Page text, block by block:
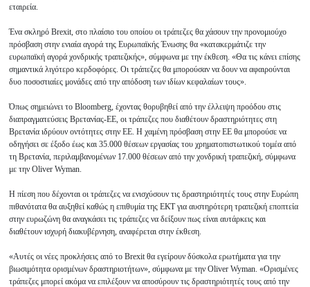
εταιρεία.
Ένα σκληρό Brexit, στο πλαίσιο του οποίου οι τράπεζες θα χάσουν την προνομιούχο
πρόσβαση στην ενιαία αγορά της Ευρωπαϊκής Ένωσης θα «κατακερμάτιζε την
ευρωπαϊκή αγορά χονδρικής τραπεζικής», σύμφωνα με την έκθεση. «Θα τις κάνει επίσης
σημαντικά λιγότερο κερδοφόρες. Οι τράπεζες θα μπορούσαν να δουν να αφαιρούνται
δυο ποσοστιαίες μονάδες από την απόδοση των ιδίων κεφαλαίων τους».
Όπως σημειώνει το Bloomberg, έχοντας θορυβηθεί από την έλλειψη προόδου στις
διαπραγματεύσεις Βρετανίας-ΕΕ, οι τράπεζες που διαθέτουν δραστηριότητες στη
Βρετανία ιδρύουν οντότητες στην ΕΕ. Η χαμένη πρόσβαση στην ΕΕ θα μπορούσε να
οδηγήσει σε έξοδο έως και 35.000 θέσεων εργασίας του χρηματοπιστωτικού τομέα από
τη Βρετανία, περιλαμβανομένων 17.000 θέσεων από την χονδρική τραπεζική, σύμφωνα
με την Oliver Wyman.
Η πίεση που δέχονται οι τράπεζες να ενισχύσουν τις δραστηριότητές τους στην Ευρώπη
πιθανότατα θα αυξηθεί καθώς η επιθυμία της ΕΚΤ για αυστηρότερη τραπεζική εποπτεία
στην ευρωζώνη θα αναγκάσει τις τράπεζες να δείξουν πως είναι αυτάρκεις και
διαθέτουν ισχυρή διακυβέρνηση, αναφέρεται στην έκθεση.
«Αυτές οι νέες προκλήσεις από το Brexit θα εγείρουν δύσκολα ερωτήματα για την
βιωσιμότητα ορισμένων δραστηριοτήτων», σύμφωνα με την Oliver Wyman. «Ορισμένες
τράπεζες μπορεί ακόμα να επιλέξουν να αποσύρουν τις δραστηριότητές τους από την